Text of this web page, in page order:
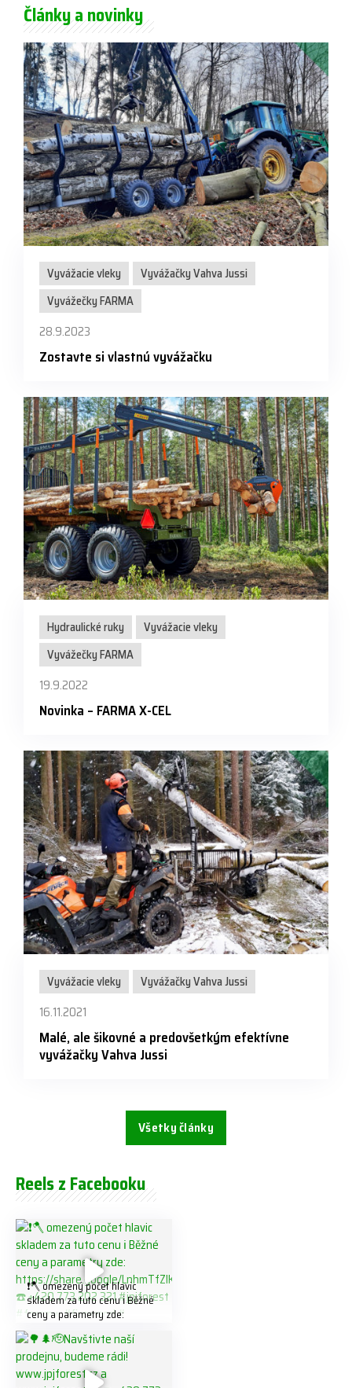
Články a novinky
Vyvážacie vleky
Vyvážačky Vahva Jussi
Vyvážečky FARMA
28.9.2023
Zostavte si vlastnú vyvážačku
Hydraulické ruky
Vyvážacie vleky
Vyvážečky FARMA
19.9.2022
Novinka – FARMA X-CEL
Vyvážacie vleky
Vyvážačky Vahva Jussi
16.11.2021
Malé, ale šikovné a predovšetkým efektívne
vyvážačky Vahva Jussi
Všetky články
Reels z Facebooku
❗️🪓 omezený počet hlavic
skladem za tuto cenu ℹ️ Běžné
ceny a parametry zde:
K8W5t7i6o ☎️ +420 773 202
321 #jpjforest #forsmw
#firewood #